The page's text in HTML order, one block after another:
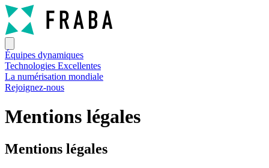
Équipes dynamiques
Technologies Excellentes
La numérisation mondiale
Rejoignez-nous
Mentions légales
Mentions légales